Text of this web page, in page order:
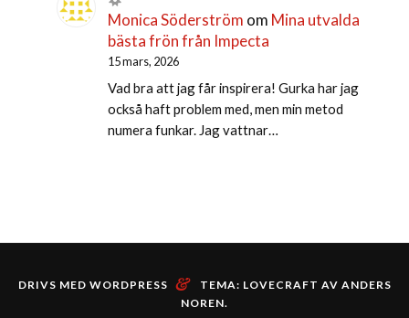
Monica Söderström om Mina utvalda
bästa frön från Impecta
15 mars, 2026
Vad bra att jag får inspirera! Gurka har jag
också haft problem med, men min metod
numera funkar. Jag vattnar…
DRIVS MED WORDPRESS & TEMA: LOVECRAFT AV ANDERS
NOREN.